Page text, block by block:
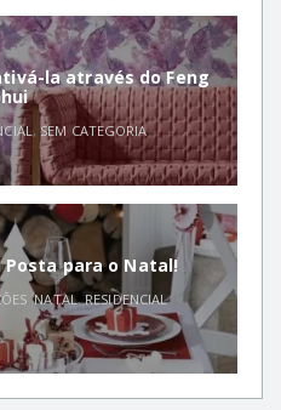
la através do Feng
,SEM CATEGORIA
Posta para o Natal!
,NATAL,RESIDENCIAL